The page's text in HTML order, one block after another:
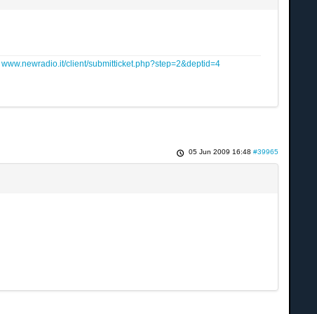
www.newradio.it/client/submitticket.php?step=2&deptid=4
05 Jun 2009 16:48 #39965